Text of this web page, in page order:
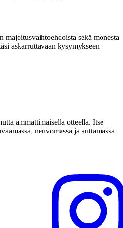
majoitusvaihtoehdoista sekä monesta
askarruttavaan kysymykseen
ammattimaisella otteella. Itse
neuvomassa ja auttamassa.